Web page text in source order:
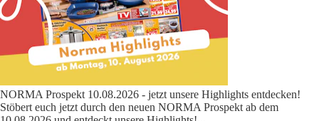
NORMA Prospekt 10.08.2026 - jetzt unsere Highlights entdecken!
Stöbert euch jetzt durch den neuen NORMA Prospekt ab dem